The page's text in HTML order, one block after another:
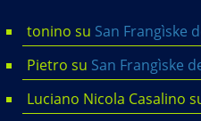
tonino su San Frangìske
Pietro su San Frangìske
Luciano Nicola Casalino